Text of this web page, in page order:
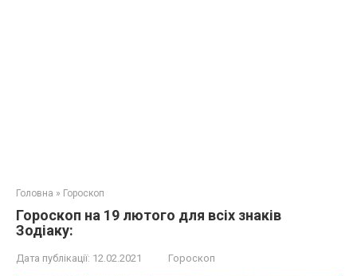
Головна » Гороскоп
Гороскоп на 19 лютого для всіх знаків
Зодіаку:
Дата публікації: 12.02.2021 Гороскоп